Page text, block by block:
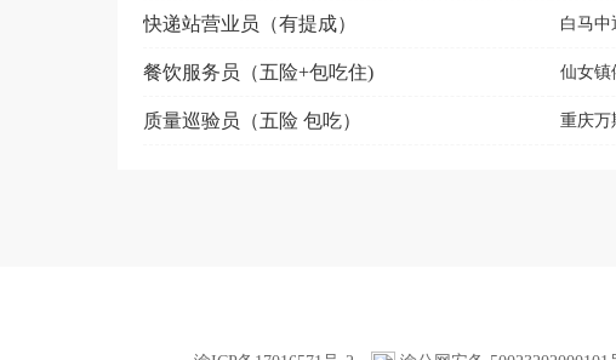
快递站营业员（有提成） 白马中
餐饮服务员（五险+包吃住) 仙女镇
质量巡验员（五险 包吃） 重庆万